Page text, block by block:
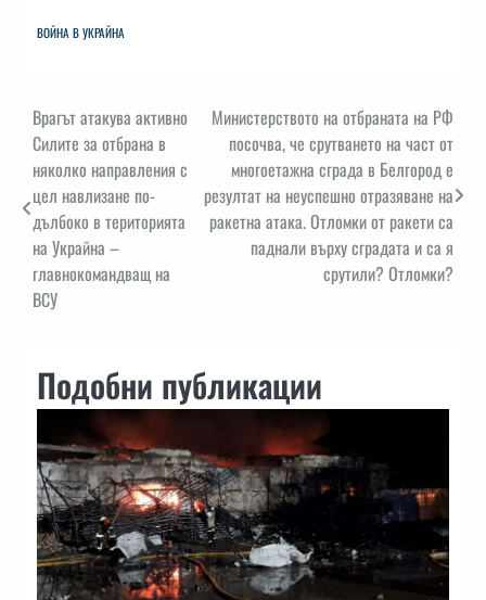
ВОЙНА В УКРАЙНА
Навигация
Врагът атакува активно
Силите за отбрана в
няколко направления с
цел навлизане по-
дълбоко в територията
на Украйна –
главнокомандващ на
ВСУ
Министерството на отбраната на РФ
посочва, че срутването на част от
многоетажна сграда в Белгород е
резултат на неуспешно отразяване на
ракетна атака. Отломки от ракети са
паднали върху сградата и са я
срутили? Отломки?
Подобни публикации